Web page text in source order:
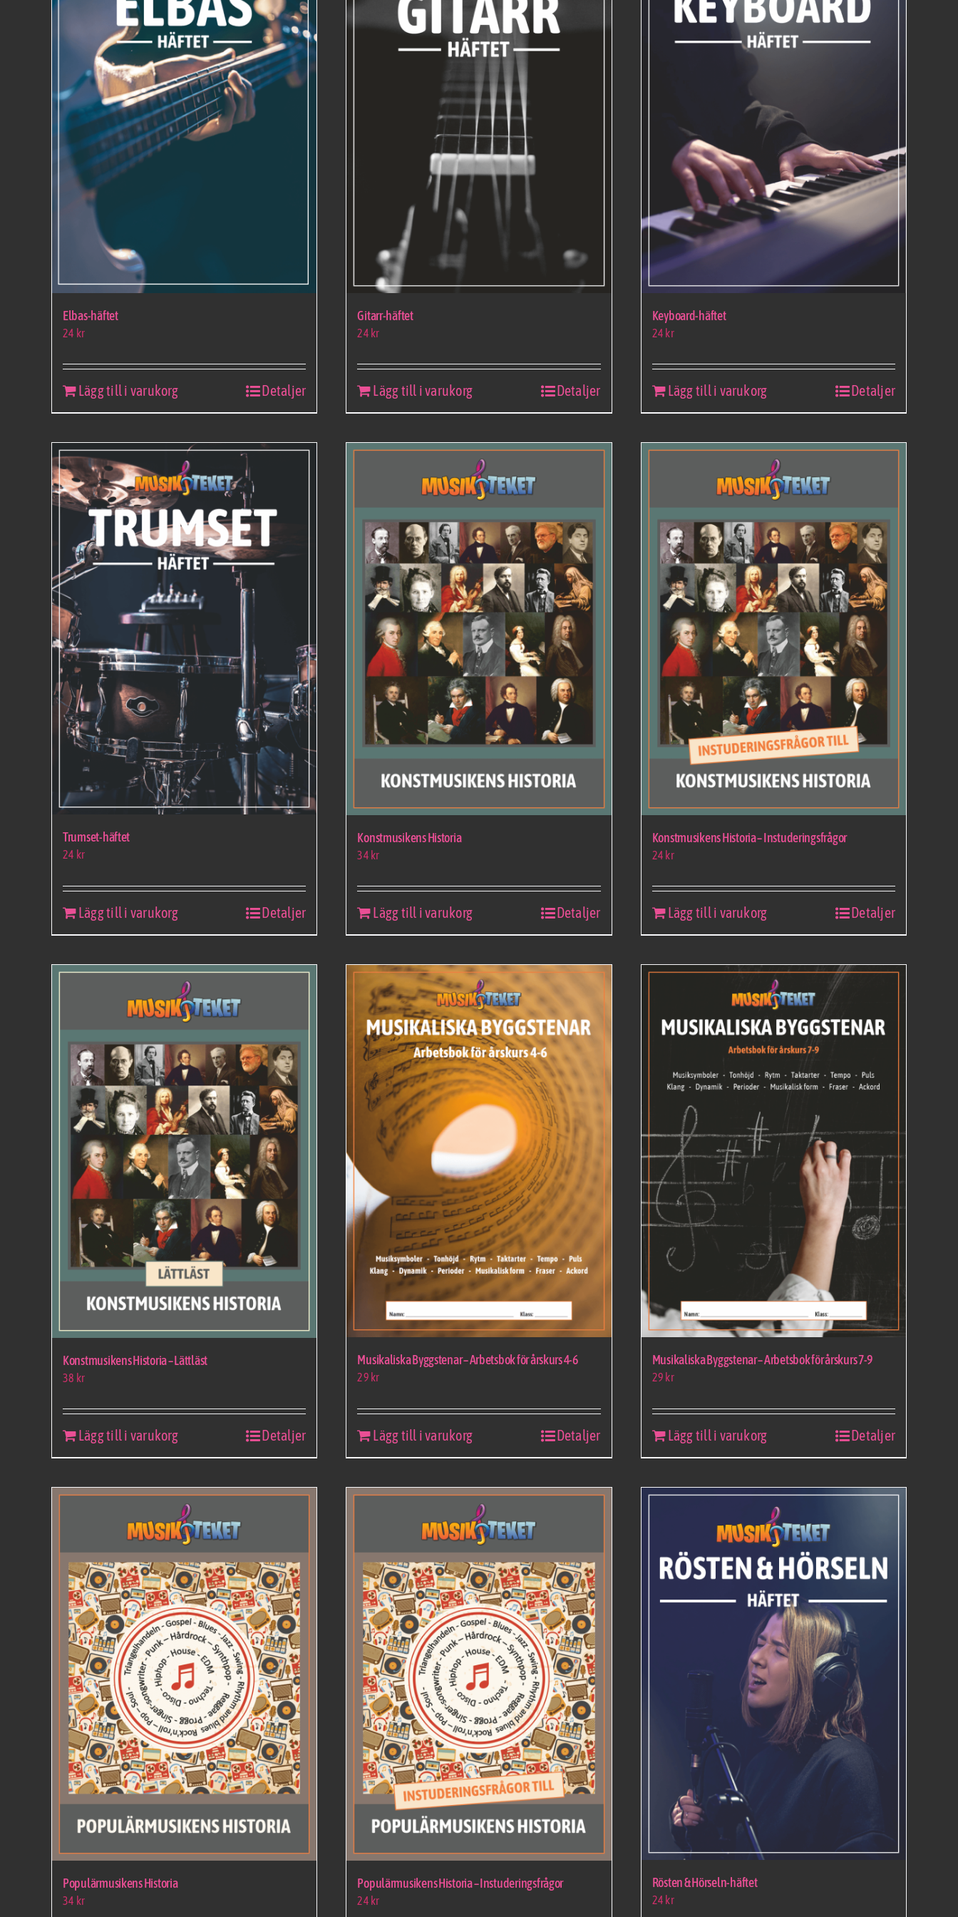
Elbas-häftet
24 kr
Lägg till i varukorg Detaljer
Gitarr-häftet
24 kr
Lägg till i varukorg Detaljer
Keyboard-häftet
24 kr
Lägg till i varukorg Detaljer
Trumset-häftet
24 kr
Lägg till i varukorg Detaljer
Konstmusikens Historia
34 kr
Lägg till i varukorg Detaljer
Konstmusikens Historia – Instuderingsfrågor
24 kr
Lägg till i varukorg Detaljer
Konstmusikens Historia – Lättläst
38 kr
Lägg till i varukorg Detaljer
Musikaliska Byggstenar – Arbetsbok för årskurs 4-6
29 kr
Lägg till i varukorg Detaljer
Musikaliska Byggstenar – Arbetsbok för årskurs 7-9
29 kr
Lägg till i varukorg Detaljer
Populärmusikens Historia
34 kr
Populärmusikens Historia – Instuderingsfrågor
24 kr
Rösten & Hörseln-häftet
24 kr